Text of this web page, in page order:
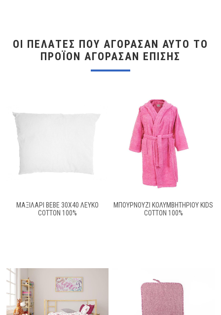
ΟΙ ΠΕΛΆΤΕΣ ΠΟΥ ΑΓΌΡΑΣΑΝ ΑΥΤΌ ΤΟ
ΠΡΟΪΌΝ ΑΓΌΡΑΣΑΝ ΕΠΊΣΗΣ
ΜΑΞΙΛΑΡΙ BEBE 30X40 ΛΕΥΚΟ
COTTON 100%
ΜΠΟΥΡΝΟΥΖΙ ΚΟΛΥΜΒΗΤΗΡΙΟΥ KIDS
COTTON 100%